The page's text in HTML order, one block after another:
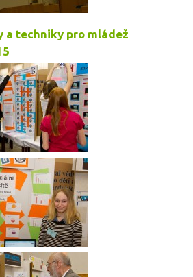
a techniky pro mládež